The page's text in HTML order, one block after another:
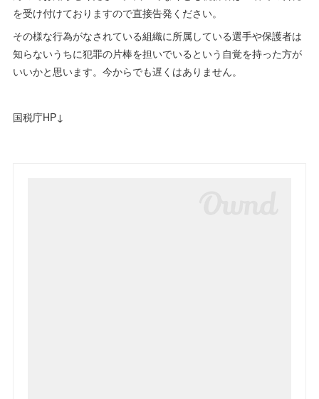
を受け付けておりますので直接告発ください。
その様な行為がなされている組織に所属している選手や保護者は
知らないうちに犯罪の片棒を担いでいるという自覚を持った方が
いいかと思います。今からでも遅くはありません。
国税庁HP↓